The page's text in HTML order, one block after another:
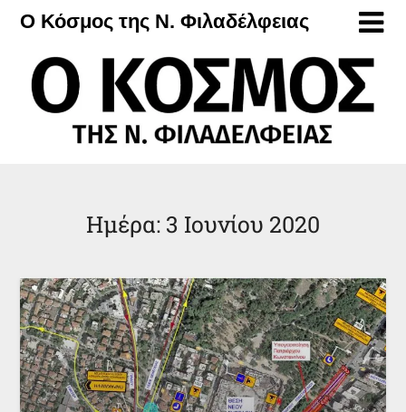
Μετάβαση
περιεχόμενο
Ο Κόσμος της Ν. Φιλαδέλφειας
Ημέρα: 3 Ιουνίου 2020